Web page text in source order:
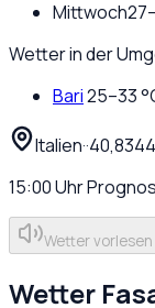
Mittwoch27–
Wetter in der
Bari25–33
Italien··
15:00Uhr
Wetter vorlesen
Wetter